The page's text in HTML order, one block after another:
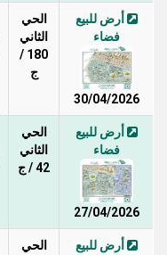
أرض للبيع
فضاء
30/04/2026
الحي
الثاني
180 /
ج
أرض للبيع
فضاء
27/04/2026
الحي
الثاني
42 / ج
أرض للبيع
الحي